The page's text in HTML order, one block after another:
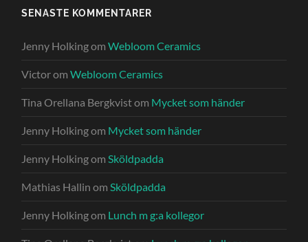
SENASTE KOMMENTARER
Jenny HolkingomWebloom Ceramics
VictoromWebloom Ceramics
Tina Orellana Bergkvistom Mycket som händer
Jenny Holkingom Mycket som händer
Jenny HolkingomSköldpadda
Mathias Hallin omSköldpadda
Jenny Holkingom Lunch m g:a kollegor